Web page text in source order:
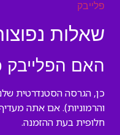
פלייבק
שאלות
האם הפלייבק
כן, הגרסה הסטנדרטית
והרמוניות). אם אתה
חלופית בעת ההזמנה.